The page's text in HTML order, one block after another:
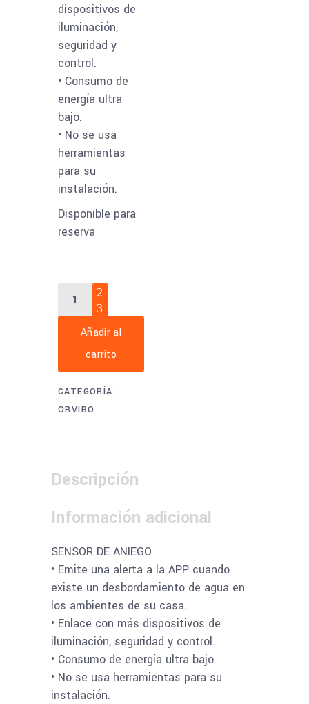
dispositivos de
iluminación,
seguridad y
control.
• Consumo de
energía ultra
bajo.
• No se usa
herramientas
para su
instalación.
Disponible para
reserva
SENSOR
ANIEGO
quantity
Añadir al
carrito
CATEGORÍA:
ORVIBO
Descripción
Información adicional
SENSOR DE ANIEGO
• Emite una alerta a la APP cuando
existe un desbordamiento de agua en
los ambientes de su casa.
• Enlace con más dispositivos de
iluminación, seguridad y control.
• Consumo de energía ultra bajo.
• No se usa herramientas para su
instalación.